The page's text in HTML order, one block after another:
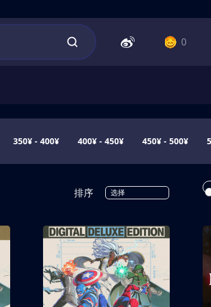
0
350¥ - 400¥ 400¥ - 450¥ 450¥ - 500¥
排序 选择